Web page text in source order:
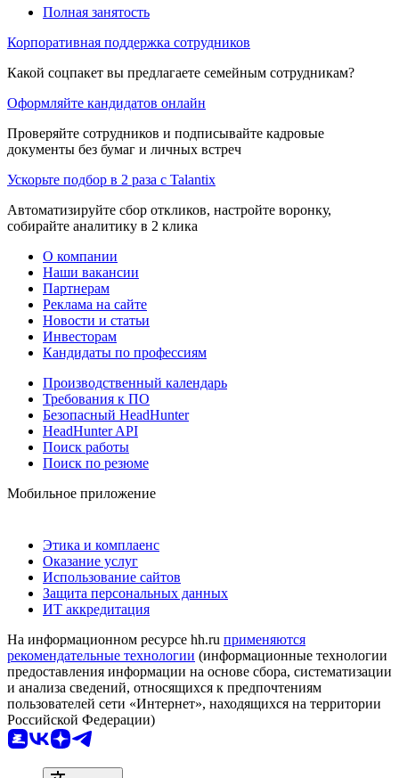
Полная занятость
Корпоративная поддержка сотрудников
Какой соцпакет вы предлагаете семейным сотрудникам?
Оформляйте кандидатов онлайн
Проверяйте сотрудников и подписывайте кадровые
документы без бумаг и личных встреч
Ускорьте подбор в 2 раза с Talantix
Автоматизируйте сбор откликов, настройте воронку,
собирайте аналитику в 2 клика
О компании
Наши вакансии
Партнерам
Реклама на сайте
Новости и статьи
Инвесторам
Кандидаты по профессиям
Производственный календарь
Требования к ПО
Безопасный HeadHunter
HeadHunter API
Поиск работы
Поиск по резюме
Мобильное приложение
Этика и комплаенс
Оказание услуг
Использование сайтов
Защита персональных данных
ИТ аккредитация
На информационном ресурсе hh.ru применяются
рекомендательные технологии (информационные технологии
предоставления информации на основе сбора, систематизации
и анализа сведений, относящихся к предпочтениям
пользователей сети «Интернет», находящихся на территории
Российской Федерации)